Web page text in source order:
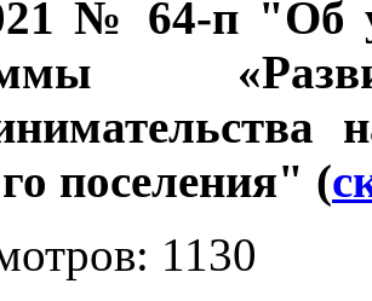
№ 64-п "Об
поселения" (
1130